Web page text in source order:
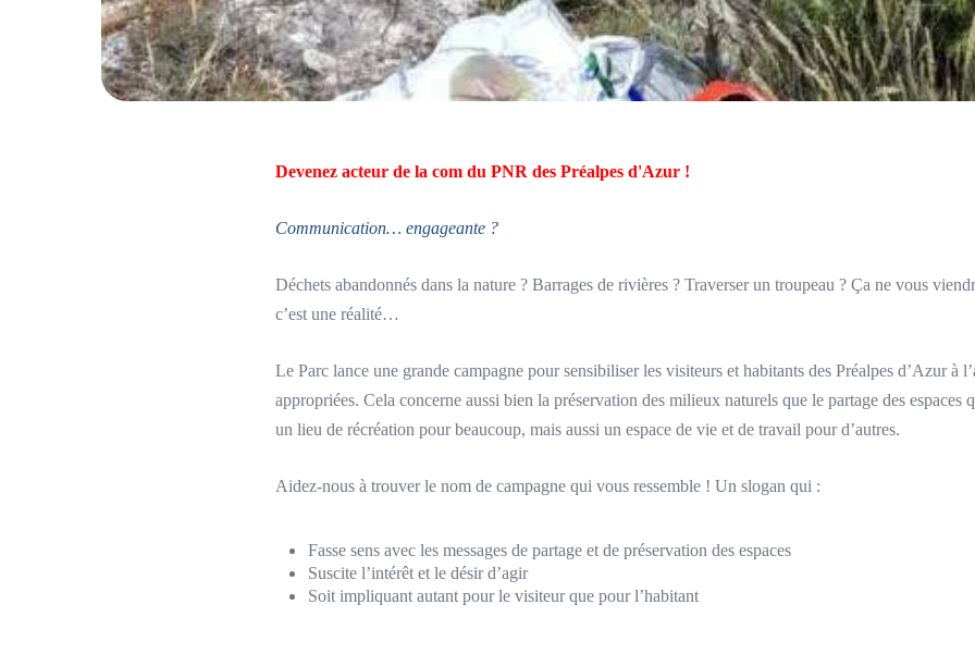
Devenez acteur de la com du PNR des Préalpes d'Azur !
Communication… engageante ?
Déchets abandonnés dans la nature ? Barrages de rivières ? Traverser un troupeau ? Ça ne vous
c’est une réalité…
Le Parc lance une grande campagne pour sensibiliser les visiteurs et habitants des Préalpes d’Azur à
appropriées. Cela concerne aussi bien la préservation des milieux naturels que le partage des espaces
un lieu de récréation pour beaucoup, mais aussi un espace de vie et de travail pour d’autres.
Aidez-nous à trouver le nom de campagne qui vous ressemble ! Un slogan qui :
Fasse sens avec les messages de partage et de préservation des espaces
Suscite l’intérêt et le désir d’agir
Soit impliquant autant pour le visiteur que pour l’habitant